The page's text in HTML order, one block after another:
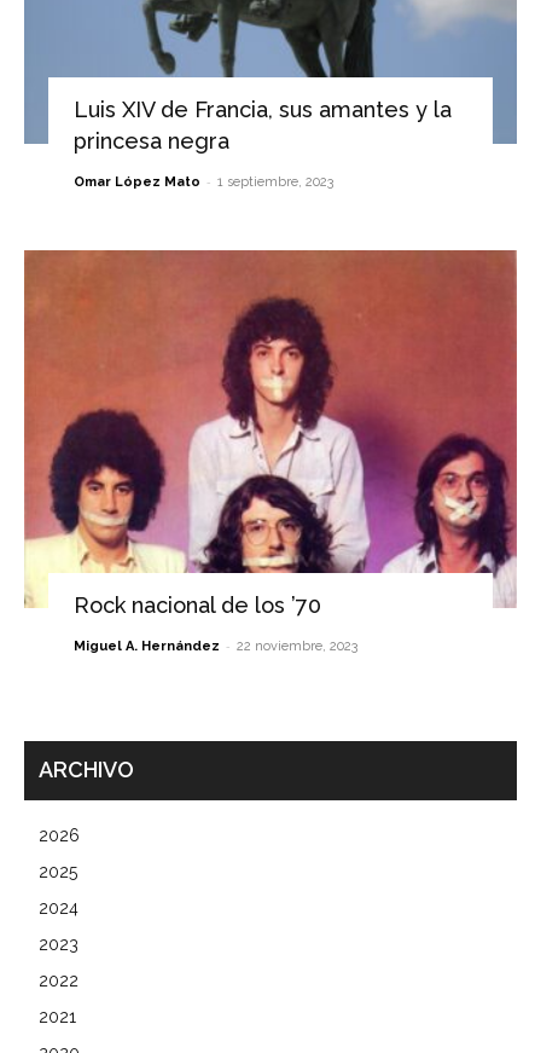
Luis XIV de Francia, sus amantes y la
princesa negra
Omar López Mato - 1 septiembre, 2023
Rock nacional de los ’70
Miguel A. Hernández - 22 noviembre, 2023
ARCHIVO
2026
2025
2024
2023
2022
2021